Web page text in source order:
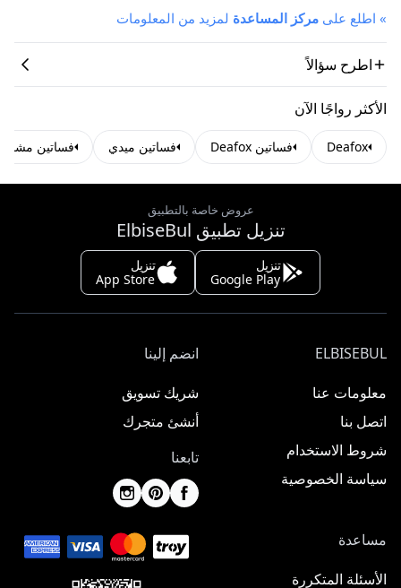
» اطلع على مركز المساعدة لمزيد من المعلومات
اطرح سؤالاً
الأكثر رواجًا الآن
Deafox فساتين Deafox فساتين ميدي فساتين
عروض خاصة بالتطبيق
تنزيل تطبيق ElbiseBul
تنزيل
Google Play
تنزيل
App Store
ELBISEBUL
معلومات عنا
اتصل بنا
شروط الاستخدام
سياسة الخصوصية
انضم إلينا
شريك تسويق
أنشئ متجرك
تابعنا
مساعدة
الأسئلة المتكررة